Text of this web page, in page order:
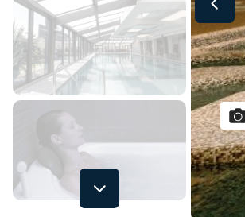
Next